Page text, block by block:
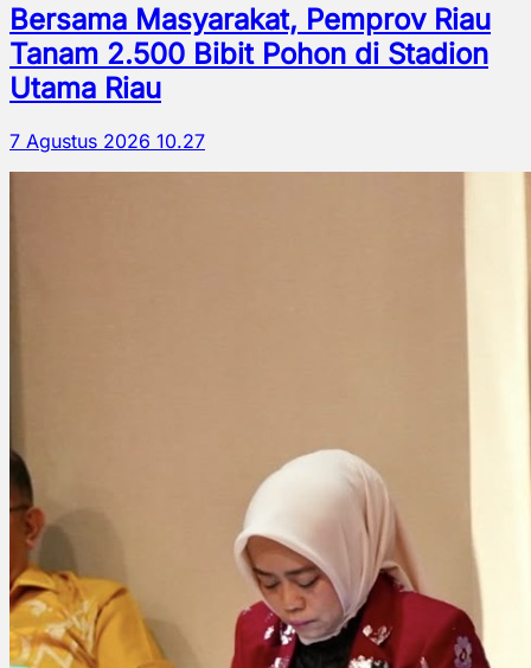
Bersama Masyarakat, Pemprov Riau
Tanam 2.500 Bibit Pohon di Stadion
Utama Riau
7 Agustus 2026 10.27